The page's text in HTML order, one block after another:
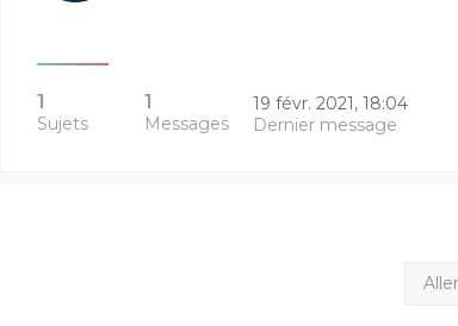
1
Sujets
1
Messages
19 févr. 2021, 18:04
Dernier message